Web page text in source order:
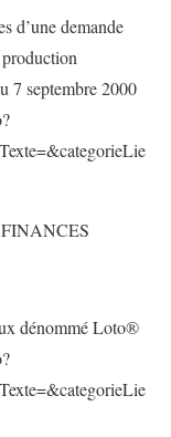
d’une demande
7 septembre 2000
dénommé Loto®